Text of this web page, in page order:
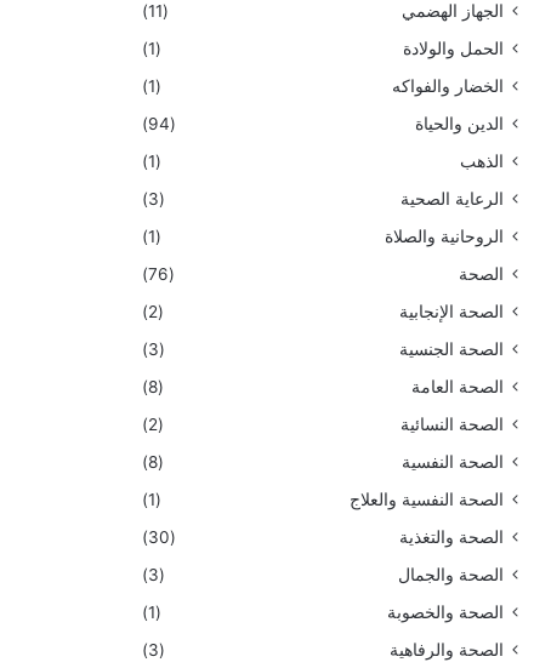
الجهاز الهضمي
(11)
الحمل والولادة
(1)
الخضار والفواكه
(1)
الدين والحياة
(94)
الذهب
(1)
الرعاية الصحية
(3)
الروحانية والصلاة
(1)
الصحة
(76)
الصحة الإنجابية
(2)
الصحة الجنسية
(3)
الصحة العامة
(8)
الصحة النسائية
(2)
الصحة النفسية
(8)
الصحة النفسية والعلاج
(1)
الصحة والتغذية
(30)
الصحة والجمال
(3)
الصحة والخصوبة
(1)
الصحة والرفاهية
(3)